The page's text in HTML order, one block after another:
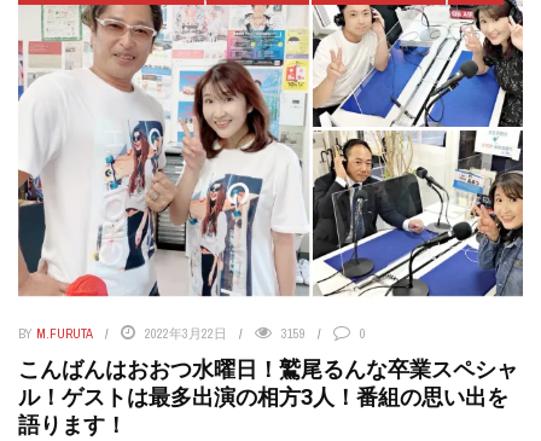
BY M.FURUTA 2022年3月22日 3159 0
こんばんはおおつ水曜日！鷲尾るんな卒業スペシャ
ル！ゲストは最多出演の相方3人！番組の思い出を
語ります！